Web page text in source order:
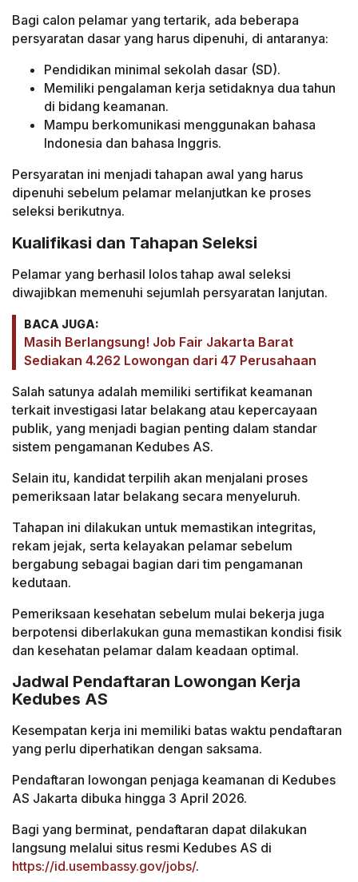
Bagi calon pelamar yang tertarik, ada beberapa
persyaratan dasar yang harus dipenuhi, di antaranya:
Pendidikan minimal sekolah dasar (SD).
Memiliki pengalaman kerja setidaknya dua tahun
di bidang keamanan.
Mampu berkomunikasi menggunakan bahasa
Indonesia dan bahasa Inggris.
Persyaratan ini menjadi tahapan awal yang harus
dipenuhi sebelum pelamar melanjutkan ke proses
seleksi berikutnya.
Kualifikasi dan Tahapan Seleksi
Pelamar yang berhasil lolos tahap awal seleksi
diwajibkan memenuhi sejumlah persyaratan lanjutan.
BACA JUGA:
Masih Berlangsung! Job Fair Jakarta Barat
Sediakan 4.262 Lowongan dari 47 Perusahaan
Salah satunya adalah memiliki sertifikat keamanan
terkait investigasi latar belakang atau kepercayaan
publik, yang menjadi bagian penting dalam standar
sistem pengamanan Kedubes AS.
Selain itu, kandidat terpilih akan menjalani proses
pemeriksaan latar belakang secara menyeluruh.
Tahapan ini dilakukan untuk memastikan integritas,
rekam jejak, serta kelayakan pelamar sebelum
bergabung sebagai bagian dari tim pengamanan
kedutaan.
Pemeriksaan kesehatan sebelum mulai bekerja juga
berpotensi diberlakukan guna memastikan kondisi fisik
dan kesehatan pelamar dalam keadaan optimal.
Jadwal Pendaftaran Lowongan Kerja
Kedubes AS
Kesempatan kerja ini memiliki batas waktu pendaftaran
yang perlu diperhatikan dengan saksama.
Pendaftaran lowongan penjaga keamanan di Kedubes
AS Jakarta dibuka hingga 3 April 2026.
Bagi yang berminat, pendaftaran dapat dilakukan
langsung melalui situs resmi Kedubes AS di
https://id.usembassy.gov/jobs/.